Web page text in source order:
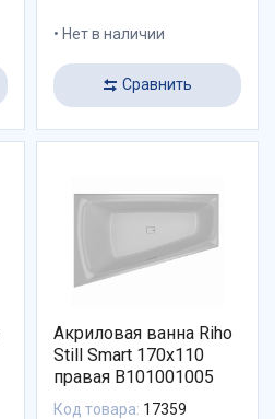
Нет в наличии
Сравнить
Акриловая ванна Riho
Still Smart 170x110
правая B101001005
Код товара: 17359